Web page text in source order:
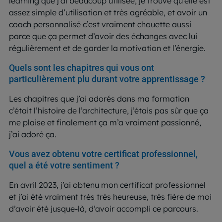
assez simple d’utilisation et très agréable, et avoir un
coach personnalisé c’est vraiment chouette aussi
parce que ça permet d’avoir des échanges avec lui
régulièrement et de garder la motivation et l’énergie.
Quels sont les chapitres qui vous ont
particulièrement plu durant votre apprentissage ?
Les chapitres que j’ai adorés dans ma formation
c’était l’histoire de l’architecture, j’étais pas sûr que ça
me plaise et finalement ça m’a vraiment passionné,
j’ai adoré ça.
Vous avez obtenu votre certificat professionnel,
quel a été votre sentiment ?
En avril 2023, j’ai obtenu mon certificat professionnel
et j’ai été vraiment très très heureuse, très fière de moi
d’avoir été jusque-là, d’avoir accompli ce parcours.